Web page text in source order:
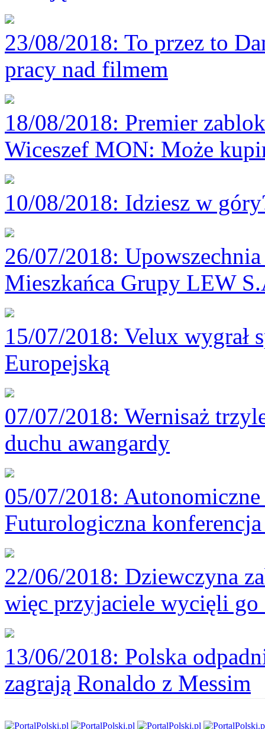
23/08/2018: To przez to
pracy nad filmem
18/08/2018: Premier
Wiceszef MON: Może
10/08/2018: Idziesz w
26/07/2018:
Mieszkańca Grupy LEW
15/07/2018: Velux wygrał
Europejską
07/07/2018: Wernisaż
duchu awangardy
05/07/2018:
Futurologiczna
22/06/2018: Dziewczyna
więc przyjaciele wycięli go
13/06/2018: Polska
zagrają Ronaldo z Messim